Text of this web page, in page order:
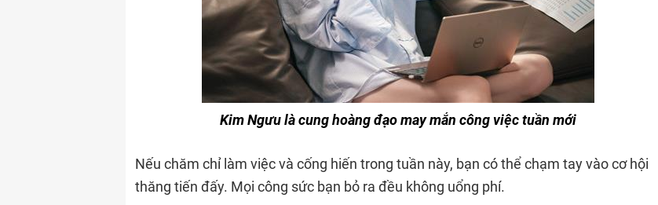
Kim Ngưu là cung hoàng đạo may mắn công việc tuần mới
Nếu chăm chỉ làm việc và cống hiến trong tuần này, bạn có thể chạm tay vào cơ hội
thăng tiến đấy. Mọi công sức bạn bỏ ra đều không uổng phí.